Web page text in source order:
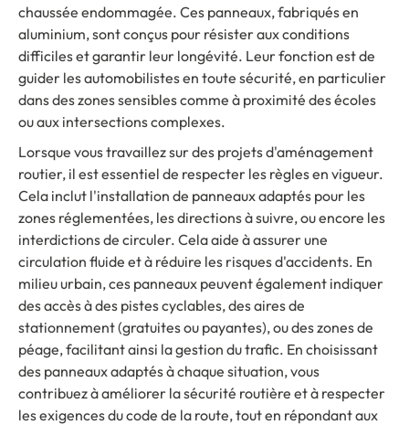
chaussée endommagée. Ces panneaux, fabriqués en
aluminium, sont conçus pour résister aux conditions
difficiles et garantir leur longévité. Leur fonction est de
guider les automobilistes en toute sécurité, en particulier
dans des zones sensibles comme à proximité des écoles
ou aux intersections complexes.
Lorsque vous travaillez sur des projets d'aménagement
routier, il est essentiel de respecter les règles en vigueur.
Cela inclut l'installation de panneaux adaptés pour les
zones réglementées, les directions à suivre, ou encore les
interdictions de circuler. Cela aide à assurer une
circulation fluide et à réduire les risques d'accidents. En
milieu urbain, ces panneaux peuvent également indiquer
des accès à des pistes cyclables, des aires de
stationnement (gratuites ou payantes), ou des zones de
péage, facilitant ainsi la gestion du trafic. En choisissant
des panneaux adaptés à chaque situation, vous
contribuez à améliorer la sécurité routière et à respecter
les exigences du code de la route, tout en répondant aux